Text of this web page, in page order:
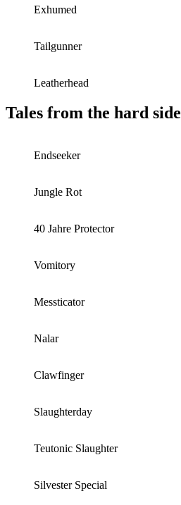
Exhumed
Tailgunner
Leatherhead
Tales from the hard side
Endseeker
Jungle Rot
40 Jahre Protector
Vomitory
Messticator
Nalar
Clawfinger
Slaughterday
Teutonic Slaughter
Silvester Special